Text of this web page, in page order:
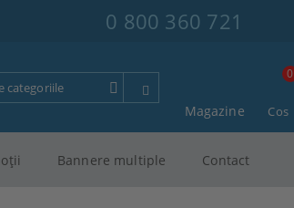
0 800 360 721
Magazine Cos
0
Bannere multiple Contact